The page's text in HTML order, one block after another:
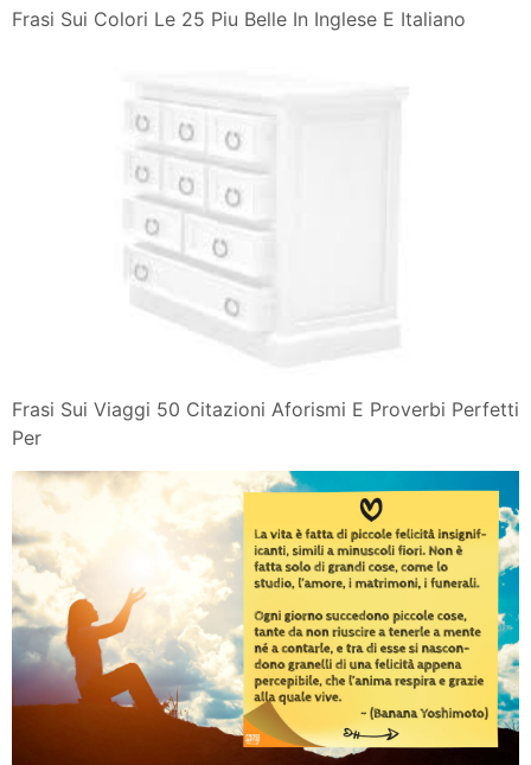
Frasi Sui Colori Le 25 Piu Belle In Inglese E Italiano
Frasi Sui Viaggi 50 Citazioni Aforismi E Proverbi Perfetti
Per